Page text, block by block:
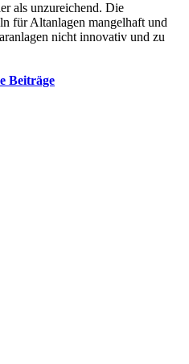
als unzureichend. Die
für Altanlagen mangelhaft und
nicht innovativ und zu
Beiträge